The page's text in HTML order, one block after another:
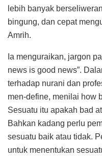
lebih banyak
bingung, dan cepat
Amrih.
Ia menguraikan, jargon
news is good news”.
terhadap nurani dan
men-define, menilai how
Sesuatu itu apakah bad
Bahkan kadang perlu
sesuatu baik atau tidak.
untuk menentukan